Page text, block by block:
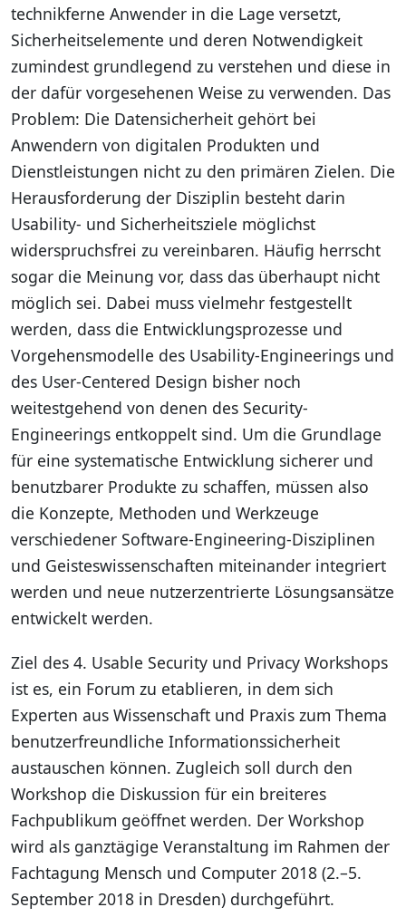
technikferne Anwender in die Lage versetzt,
Sicherheitselemente und deren Notwendigkeit
zumindest grundlegend zu verstehen und diese in
der dafür vorgesehenen Weise zu verwenden. Das
Problem: Die Datensicherheit gehört bei
Anwendern von digitalen Produkten und
Dienstleistungen nicht zu den primären Zielen. Die
Herausforderung der Disziplin besteht darin
Usability- und Sicherheitsziele möglichst
widerspruchsfrei zu vereinbaren. Häufig herrscht
sogar die Meinung vor, dass das überhaupt nicht
möglich sei. Dabei muss vielmehr festgestellt
werden, dass die Entwicklungsprozesse und
Vorgehensmodelle des Usability-Engineerings und
des User-Centered Design bisher noch
weitestgehend von denen des Security-
Engineerings entkoppelt sind. Um die Grundlage
für eine systematische Entwicklung sicherer und
benutzbarer Produkte zu schaffen, müssen also
die Konzepte, Methoden und Werkzeuge
verschiedener Software-Engineering-Disziplinen
und Geisteswissenschaften miteinander integriert
werden und neue nutzerzentrierte Lösungsansätze
entwickelt werden.
Ziel des 4. Usable Security und Privacy Workshops
ist es, ein Forum zu etablieren, in dem sich
Experten aus Wissenschaft und Praxis zum Thema
benutzerfreundliche Informationssicherheit
austauschen können. Zugleich soll durch den
Workshop die Diskussion für ein breiteres
Fachpublikum geöffnet werden. Der Workshop
wird als ganztägige Veranstaltung im Rahmen der
Fachtagung Mensch und Computer 2018 (2.–5.
September 2018 in Dresden) durchgeführt.